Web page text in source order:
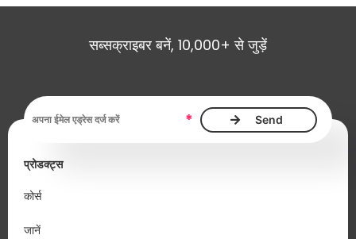
सब्सक्राइबर बनें, 10,000+ से जुड़ें
ईमेल एड्रेस आवश्यक है *
प्रोडक्ट्स
कोर्स
जानें